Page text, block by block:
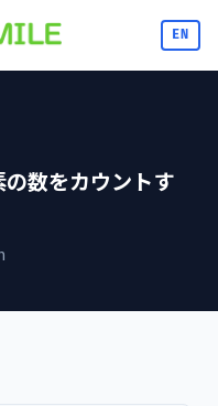
EN
数をカウントす